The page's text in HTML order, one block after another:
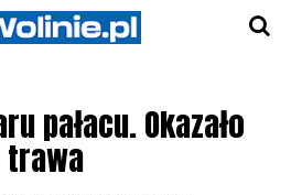
pałacu. Okazało
trawa